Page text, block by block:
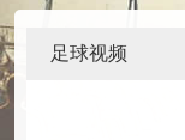
足球视频